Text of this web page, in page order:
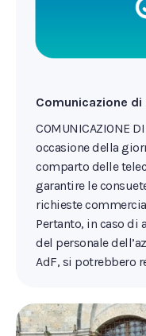
Comunicazione di
COMUNICAZIONE
occasione della
comparto delle
garantire le
richieste
Pertanto, in caso di
del personale
AdF, si potrebbero